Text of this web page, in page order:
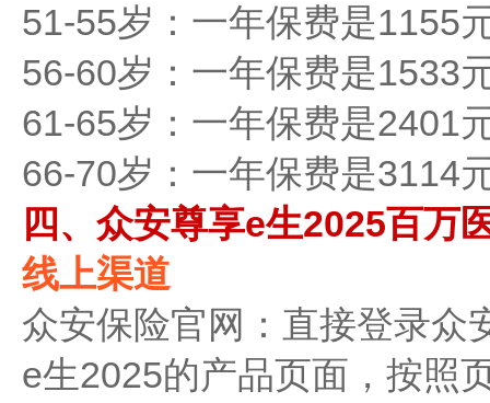
51-55岁：一年保费是1155
56-60岁：一年保费是1533
61-65岁：一年保费是2401
66-70岁：一年保费是3114
四、众安尊享e生2025百万
线上渠道
众安保险官网：直接登录众
e生2025的产品页面，按照